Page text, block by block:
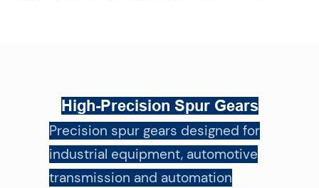
High-Precision Spur Gears
Precision spur gears designed for
industrial equipment, automotive
transmission and automation